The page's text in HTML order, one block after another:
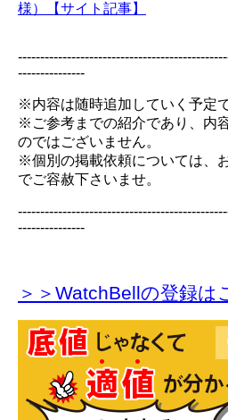
様）【サイト記事】
---------------
※内容は随時追加していく予定
※ご参考までの紹介であり、内
のではございません。
※個別の掲載依頼については、
でご容赦下さいませ。
---------------
＞＞WatchBellの登録は